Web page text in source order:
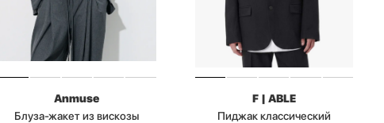
Anmuse
Блуза-жакет из вискозы
F | ABLE
Пиджак классический